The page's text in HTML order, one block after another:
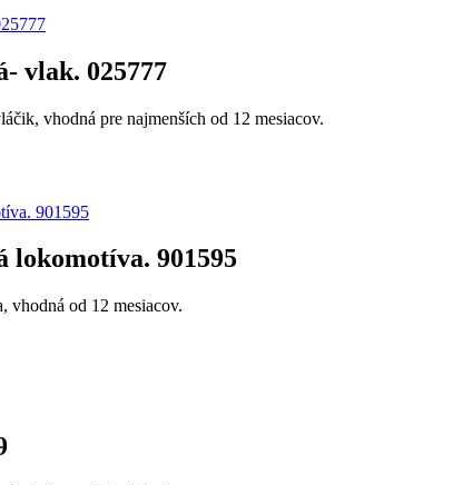
vlak. 025777
vhodná pre najmenších od 12 mesiacov.
lokomotíva. 901595
vhodná od 12 mesiacov.